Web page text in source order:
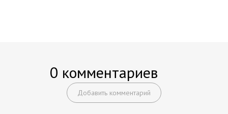
0 комментариев
Добавить комментарий